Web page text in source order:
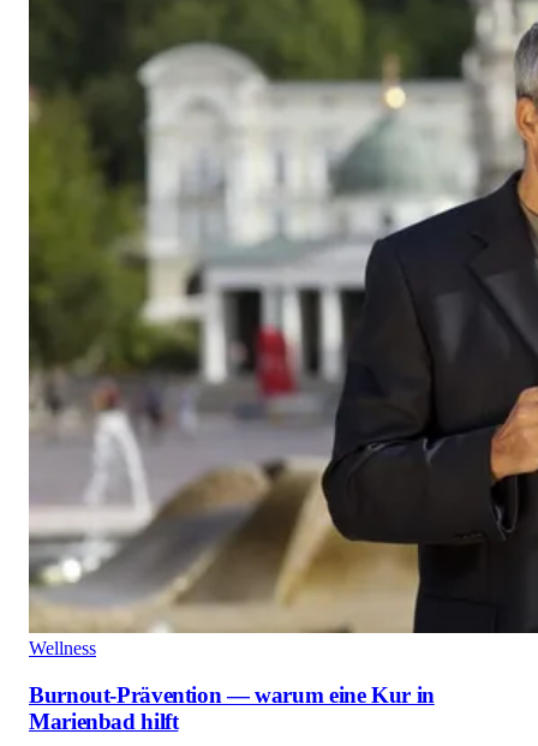
Wellness
Burnout-Prävention — warum eine Kur in
Marienbad hilft